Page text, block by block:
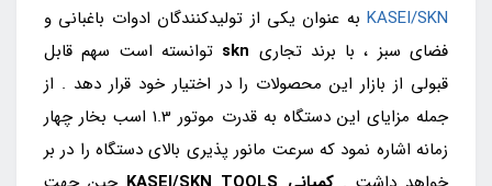
KASEI/SKN به عنوان یکی از تولیدکنندگان ادوات باغبانی و
فضای سبز ، با برند تجاری skn توانسته است سهم قابل
قبولی از بازار این محصولات را در اختیار خود قرار دهد . از
جمله مزایای این دستگاه به قدرت موتور 1.3 اسب بخار چهار
زمانه اشاره نمود که سرعت مانور پذیری بالای دستگاه را در بر